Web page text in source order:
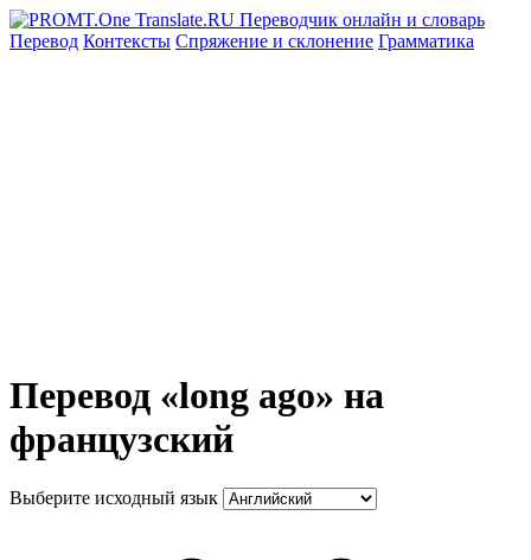
Перевод Контексты Спряжение и склонение Грамматика
Перевод «long ago» на
французский
Выберите исходный язык